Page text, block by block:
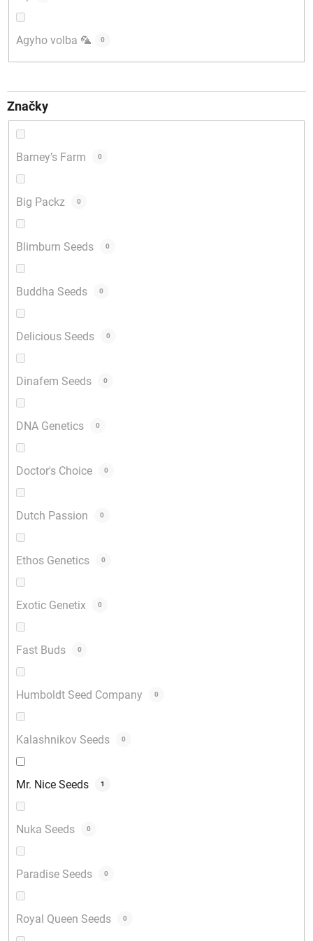
Agyho volba 🦜 0
Značky
Barney’s Farm 0
Big Packz 0
Blimburn Seeds 0
Buddha Seeds 0
Delicious Seeds 0
Dinafem Seeds 0
DNA Genetics 0
Doctor's Choice 0
Dutch Passion 0
Ethos Genetics 0
Exotic Genetix 0
Fast Buds 0
Humboldt Seed Company 0
Kalashnikov Seeds 0
Mr. Nice Seeds 1
Nuka Seeds 0
Paradise Seeds 0
Royal Queen Seeds 0